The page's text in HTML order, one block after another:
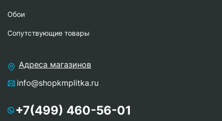
Обои
Сопутствующие товары
Адреса магазинов
info@shopkmplitka.ru
+7(499) 460-56-01